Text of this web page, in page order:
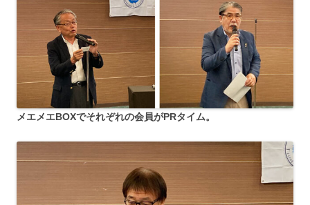
メエメエBOXでそれぞれの会員がPRタイム。